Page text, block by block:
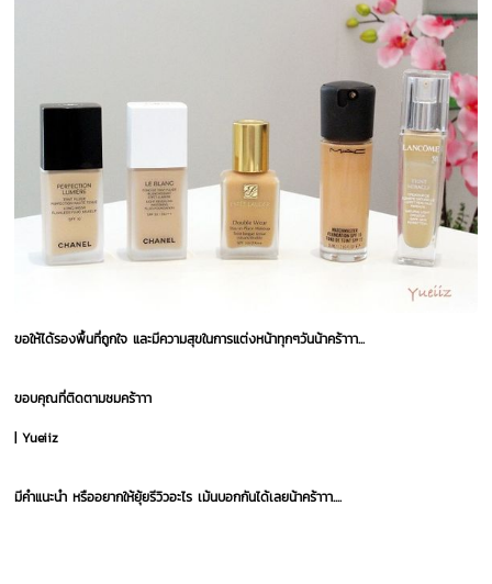
ขอให้ได้รองพื้นที่ถูกใจ และมีความสุขในการแต่งหน้าทุกๆวันน้าคร้าาา...
ขอบคุณที่ติดตามชมคร้าาา
| Yueiiz
มีคำแนะนำ หรืออยากให้ยุ้ยรีวิวอะไร เม้นบอกกันได้เลยน้าคร้าาา....